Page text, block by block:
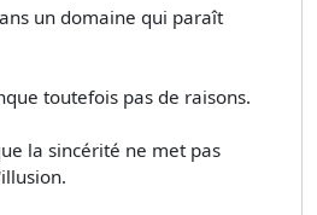
un domaine qui paraît
toutefois pas de raisons.
la sincérité ne met pas